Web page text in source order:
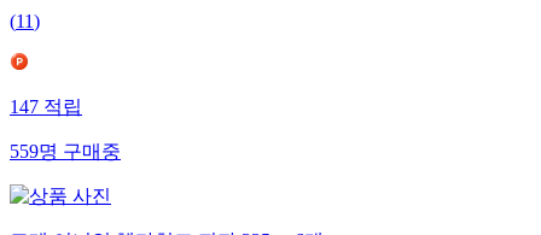
(11)
147적립
559명구매중